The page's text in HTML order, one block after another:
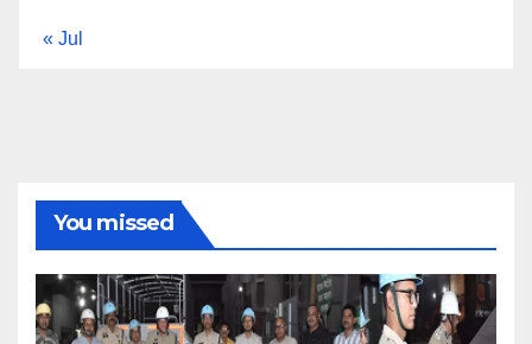
« Jul
You missed